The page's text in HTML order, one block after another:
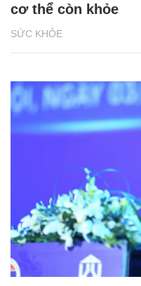
SỨC KHỎE
cơ thể còn khỏe